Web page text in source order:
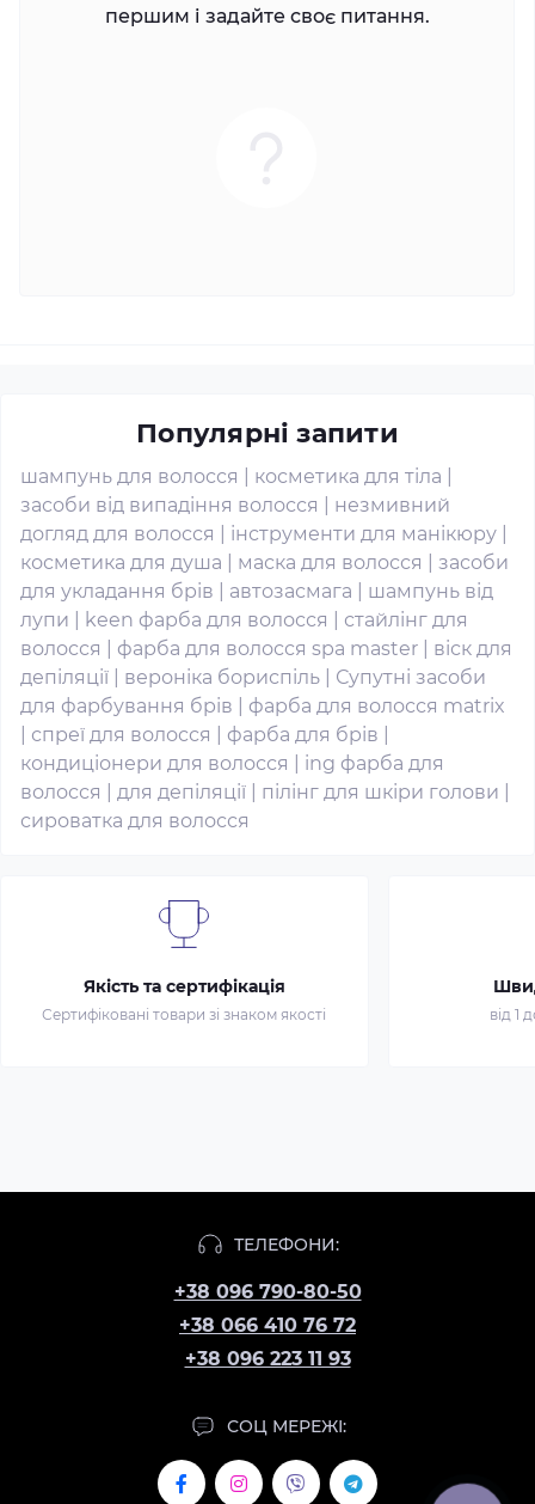
першим і задайте своє питання.
Популярні запити
шампунь для волосся косметика для тіла
засоби від випадіння волосся
незмивний
догляд для волосся
інструменти для манікюру
косметика для душа
маска для волосся
засоби
для укладання брів
автозасмага
шампунь від
лупи
keen фарба для волосся
стайлінг для
волосся
фарба для волосся spa master
віск для
депіляції
вероніка бориспіль
Супутні засоби
для фарбування брів
фарба для волосся matrix
спреї для волосся фарба для брів
кондиціонери для волосся
ing фарба для
волосся
для депіляції пілінг для шкіри голови
сироватка для волосся
Якість та сертифікація
Сертифіковані товари зі знаком якості від 1
ТЕЛЕФОНИ:
+38 096 790-80-50
+38 066 410 76 72
+38 096 223 11 93
СОЦ МЕРЕЖІ: